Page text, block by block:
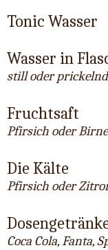
Tonic Wasser
Wasser in
still oder
Fruchtsaft
Pfirsich oder Birne
Die Kälte
Pfirsich oder
Coca Cola, Fanta,